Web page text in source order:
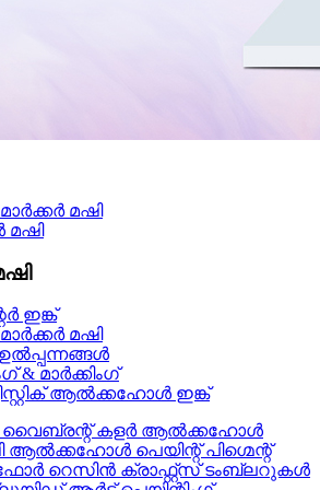
മഷി
ഇങ്ക്
മഷി
& മാർക്കിംഗ്
ആൽക്കഹോൾ ഇങ്ക്